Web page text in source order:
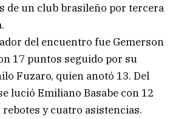
de un club brasileño por tercera
del encuentro fue Gemerson
17 puntos seguido por su
Fuzaro, quien anotó 13. Del
lució Emiliano Basabe con 12
y cuatro asistencias.